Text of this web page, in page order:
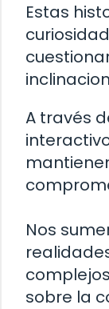
Estas
A través
Nos
sobre la